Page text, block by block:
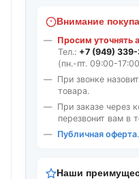
Внимание
Просим уточнять
Тел.: +7 (949)
(пн.-пт. 09:00-
При звонке
товара.
При заказе через
перезвонит вам в
Публичная оферта.
Наши